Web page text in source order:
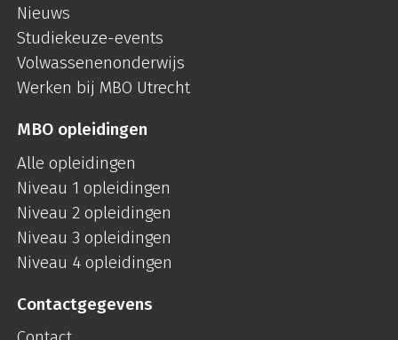
Nieuws
Studiekeuze-events
Volwassenenonderwijs
Werken bij MBO Utrecht
MBO opleidingen
Alle opleidingen
Niveau 1 opleidingen
Niveau 2 opleidingen
Niveau 3 opleidingen
Niveau 4 opleidingen
Contactgegevens